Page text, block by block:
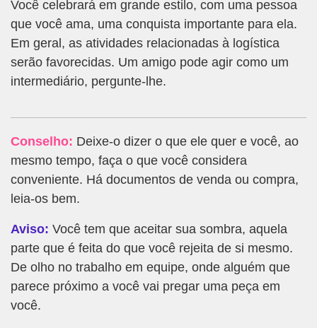
Você celebrará em grande estilo, com uma pessoa
que você ama, uma conquista importante para ela.
Em geral, as atividades relacionadas à logística
serão favorecidas. Um amigo pode agir como um
intermediário, pergunte-lhe.
Conselho: Deixe-o dizer o que ele quer e você, ao
mesmo tempo, faça o que você considera
conveniente. Há documentos de venda ou compra,
leia-os bem.
Aviso: Você tem que aceitar sua sombra, aquela
parte que é feita do que você rejeita de si mesmo.
De olho no trabalho em equipe, onde alguém que
parece próximo a você vai pregar uma peça em
você.